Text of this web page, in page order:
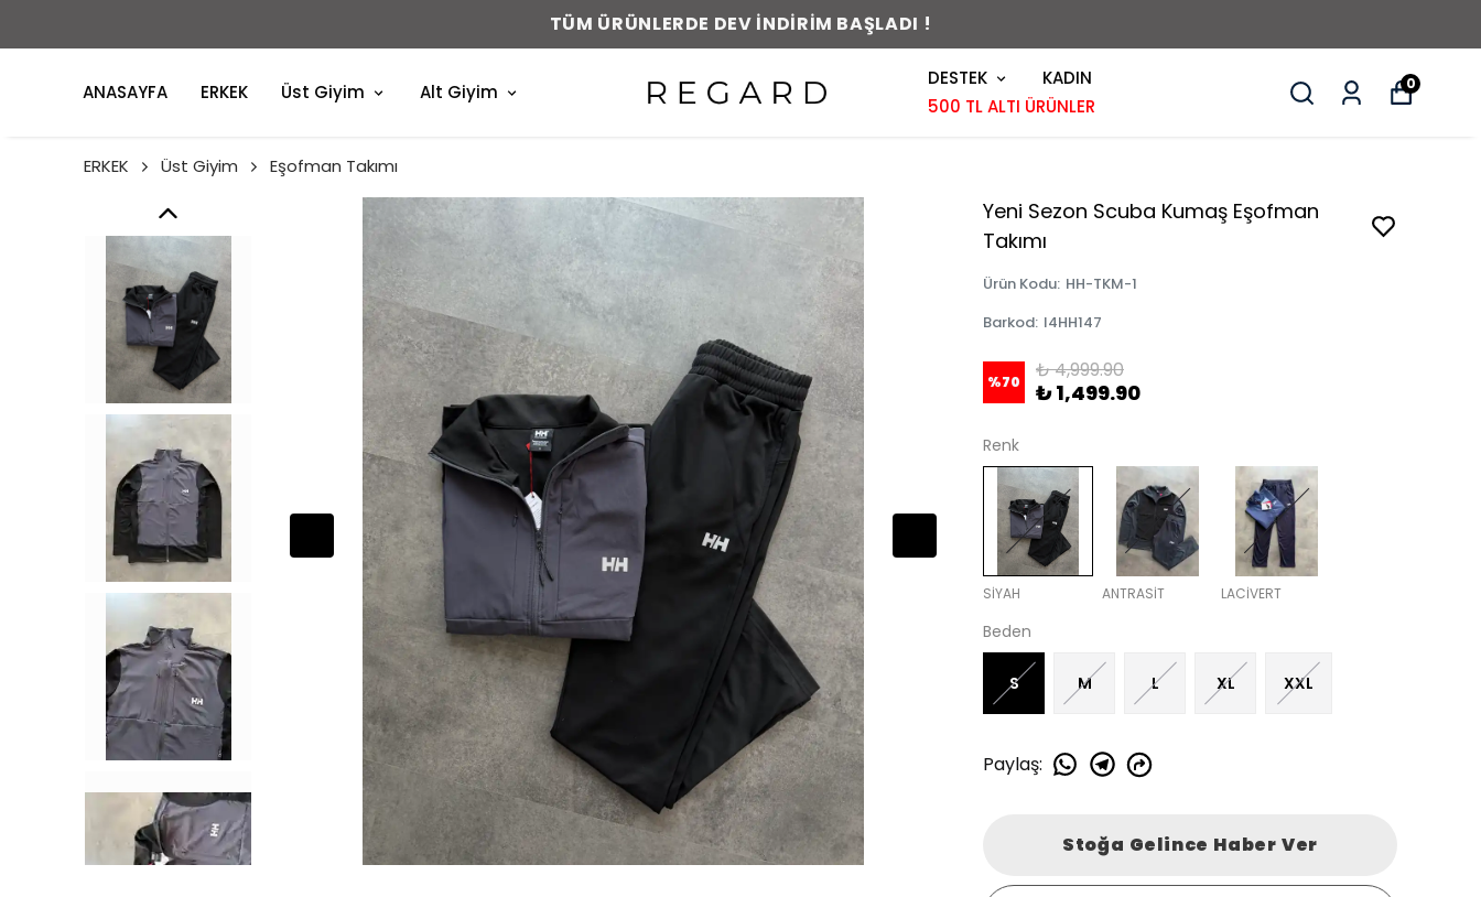
TÜM ÜRÜNLERDE DEV İNDİRİM BAŞLADI !
ANASAYFA ERKEK Üst Giyim Alt Giyim
DESTEK
KADIN
500 TL ALTI ÜRÜNLER
0
ERKEK Üst Giyim Eşofman Takımı
Yeni Sezon Scuba Kumaş Eşofman
Takımı
Ürün Kodu: HH-TKM-1
Barkod: I4HH147
%70 ₺ 4,999.90
₺ 1,499.90
Renk
SİYAH ANTRASİT LACİVERT
Beden
S M L XL XXL
Paylaş:
Stoğa Gelince Haber Ver